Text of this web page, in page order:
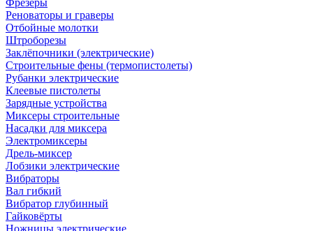
Фрезеры
Реноваторы и граверы
Отбойные молотки
Штроборезы
Заклёпочники (электрические)
Строительные фены (термопистолеты)
Рубанки электрические
Клеевые пистолеты
Зарядные устройства
Миксеры строительные
Насадки для миксера
Электромиксеры
Дрель-миксер
Лобзики электрические
Вибраторы
Вал гибкий
Вибратор глубинный
Гайковёрты
Ножницы электрические